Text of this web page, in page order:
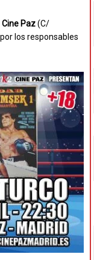
Cine Paz(C/
los responsables